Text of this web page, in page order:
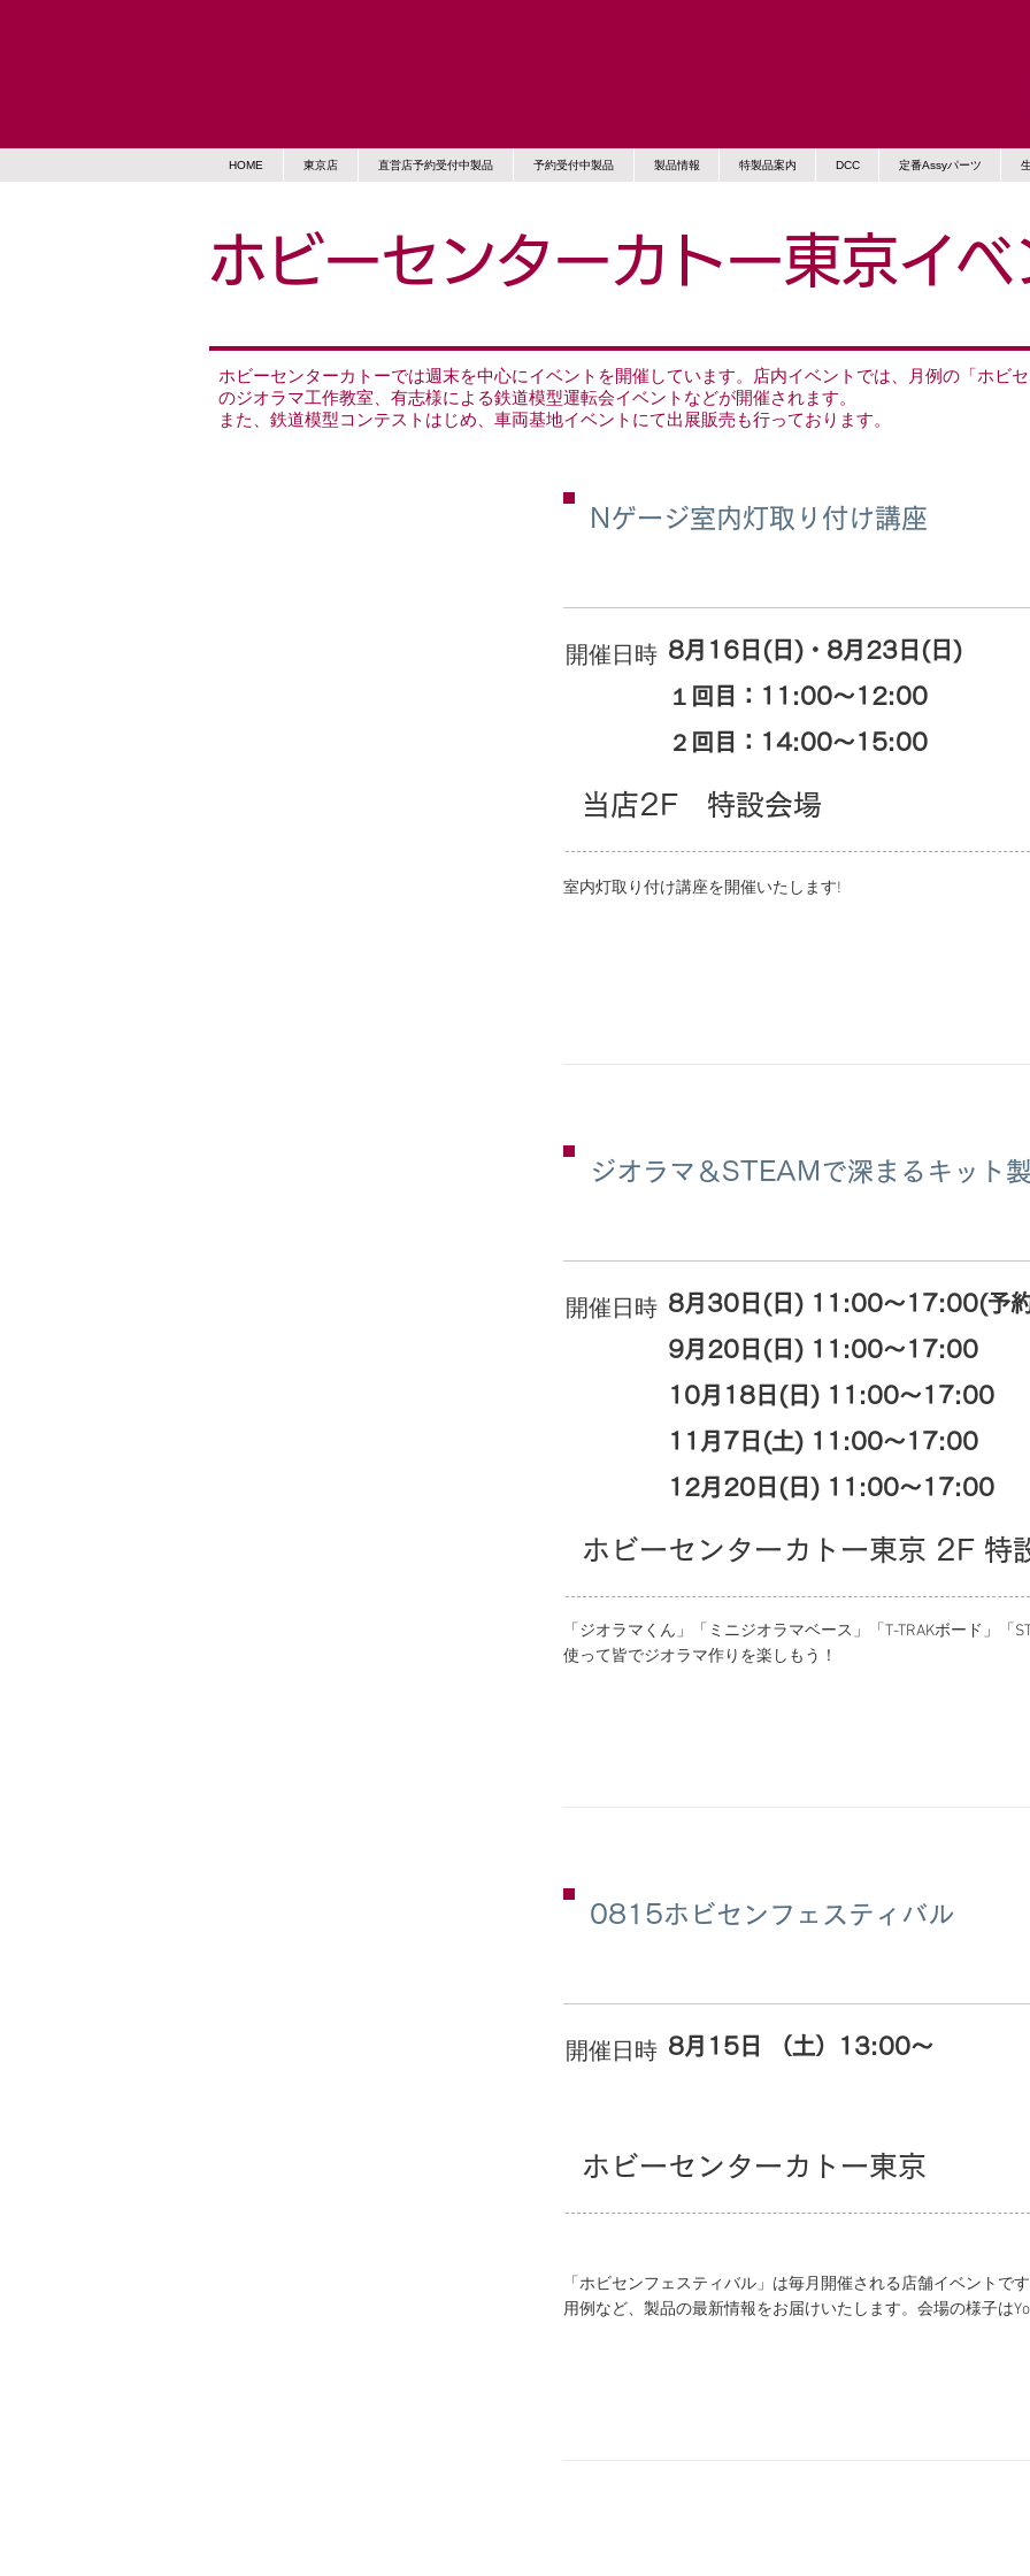
HOME 東京店 直営店予約受付中製品 予約受付中製品 製品情報 特製品案内 DCC 定番Assyパーツ
ホビーセンターカトー東京イベ
ホビーセンターカトーでは週末を中心にイベントを開催しています。店内イベントでは、月例の「ホビ
のジオラマ工作教室、有志様による鉄道模型運転会イベントなどが開催されます。
また、鉄道模型コンテストはじめ、車両基地イベントにて出展販売も行っております。​
Nゲージ室内灯取り付け講座
​開催日時 8月16日(日)・8月23日(日)
１回目：11:00～12:00
２回目：14:00～15:00
当店2F 特設会場
室内灯取り付け講座を開催いたします!
ジオラマ＆STEAMで深まるキット
​開催日時 8月30日(日) 11:00～17:00(予
9月20日(日) 11:00～17:00
10月18日(日) 11:00～17:00
11月7日(土) 11:00～17:00
12月20日(日) 11:00～17:00
ホビーセンターカトー東京 2F 特
「ジオラマくん」「ミニジオラマベース」「T-TRAKボード」「
使って皆でジオラマ作りを楽しもう！
0815ホビセンフェスティバル
​開催日時 8月15日 （土）13:00～
ホビーセンターカトー東京
「ホビセンフェスティバル」は毎月開催される店舗イベントで
用例など、製品の最新情報をお届けいたします。会場の様子は